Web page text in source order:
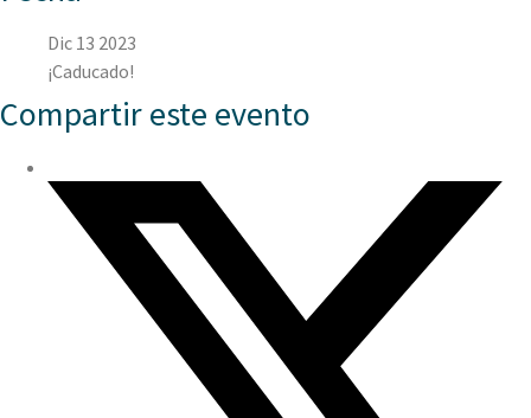
Dic 13 2023
¡Caducado!
Compartir este evento